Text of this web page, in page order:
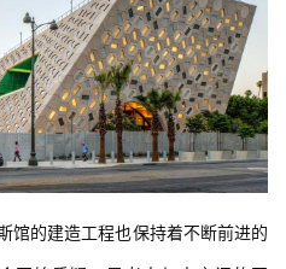
馆的建造工程也保持着不断前进的